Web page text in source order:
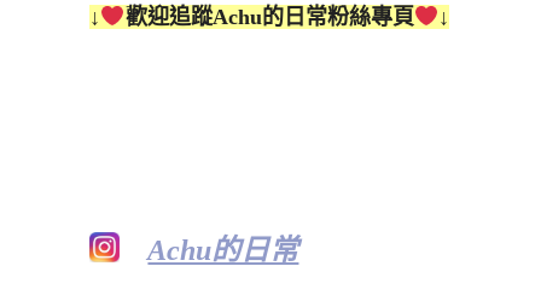
↓ 歡迎追蹤Achu的日常粉絲專頁 ↓
Achu的日常